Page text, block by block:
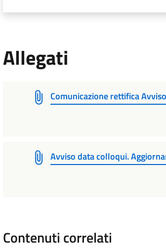
Allegati
Comunicazione rettifica
Avviso data colloqui.
Contenuti correlati